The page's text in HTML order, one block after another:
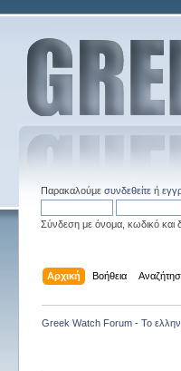
Παρακαλούμε συνδεθείτεή
Σύνδεση με όνομα, κωδικό και
Αρχική Βοήθεια
Greek Watch Forum - Το